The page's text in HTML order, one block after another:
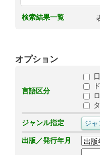
検索結果一覧
オプション
言語区分
ジャンル指定
出版／発行年月